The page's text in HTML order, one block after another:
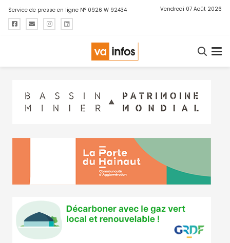
Service de presse en ligne N° 0926 W 92434 Vendredi 07 Août 2026